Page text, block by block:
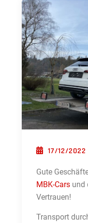
POSTED ON
17/12/2022
Gute
MBK-Cars und
Vertrauen!
Transport